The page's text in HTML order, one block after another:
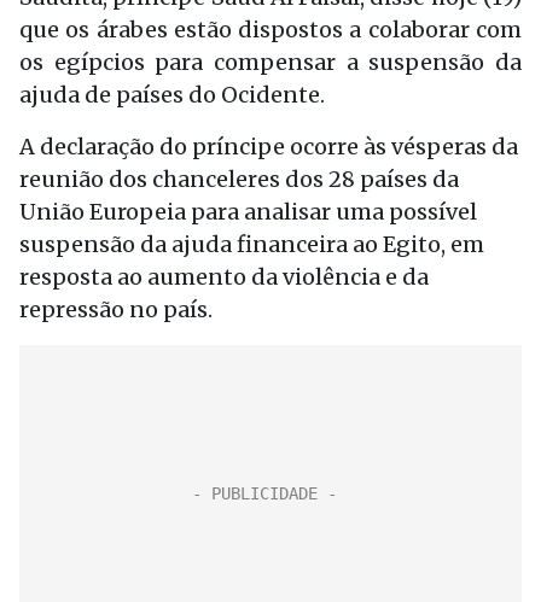
que os árabes estão dispostos a colaborar com
os egípcios para compensar a suspensão da
ajuda de países do Ocidente.
A declaração do príncipe ocorre às vésperas da
reunião dos chanceleres dos 28 países da
União Europeia para analisar uma possível
suspensão da ajuda financeira ao Egito, em
resposta ao aumento da violência e da
repressão no país.